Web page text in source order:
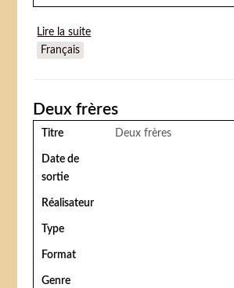
Lire la suite
Français
Deux frères
Titre Deux frères
Date de
sortie
Réalisateur
Type
Format
Genre